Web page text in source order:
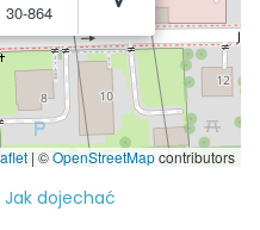
30-864
| ©OpenStreetMapcontributors
Jak dojechać